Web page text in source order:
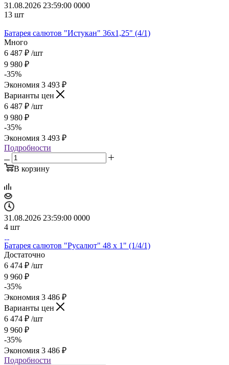
31.08.2026 23:59:00 0000
13 шт
Батарея салютов "Истукан" 36x1,25" (4/1)
Много
6 487 ₽ /шт
9 980 ₽
-35%
Экономия 3 493 ₽
Варианты цен
6 487 ₽ /шт
9 980 ₽
-35%
Экономия 3 493 ₽
Подробности
В корзину
31.08.2026 23:59:00 0000
4 шт
Батарея салютов "Русалют" 48 х 1" (1/4/1)
Достаточно
6 474 ₽ /шт
9 960 ₽
-35%
Экономия 3 486 ₽
Варианты цен
6 474 ₽ /шт
9 960 ₽
-35%
Экономия 3 486 ₽
Подробности